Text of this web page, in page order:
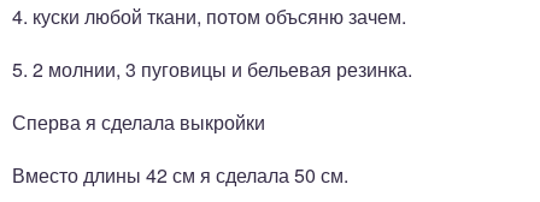
4. куски любой ткани, потом объсяню зачем.
5. 2 молнии, 3 пуговицы и бельевая резинка.
Сперва я сделала выкройки
Вместо длины 42 см я сделала 50 см.